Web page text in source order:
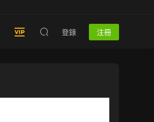
登錄 注冊